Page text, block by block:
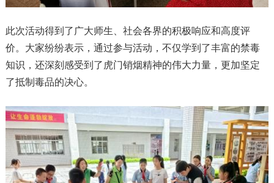
此次活动得到了广大师生、社会各界的积极响应和高度评
价。大家纷纷表示，通过参与活动，不仅学到了丰富的禁毒
知识，还深刻感受到了虎门销烟精神的伟大力量，更加坚定
了抵制毒品的决心。